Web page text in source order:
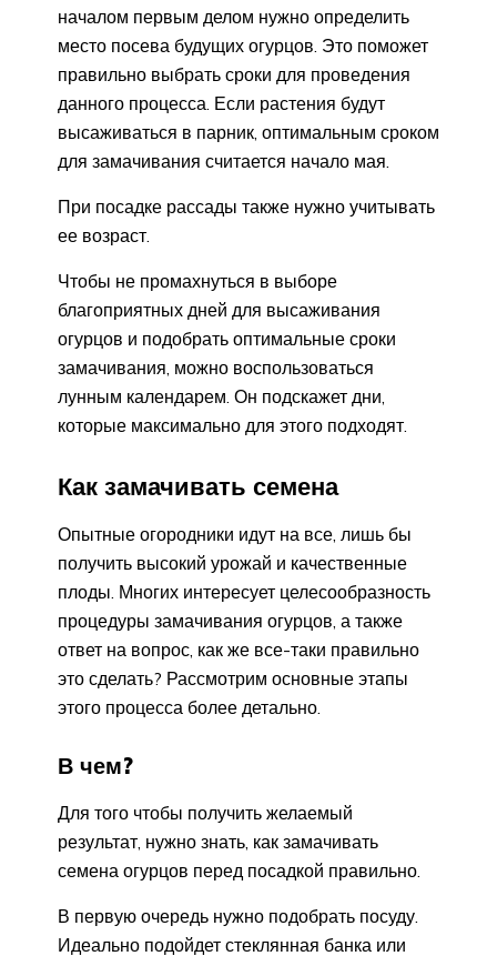
началом первым делом нужно определить
место посева будущих огурцов. Это поможет
правильно выбрать сроки для проведения
данного процесса. Если растения будут
высаживаться в парник, оптимальным сроком
для замачивания считается начало мая.
При посадке рассады также нужно учитывать
ее возраст.
Чтобы не промахнуться в выборе
благоприятных дней для высаживания
огурцов и подобрать оптимальные сроки
замачивания, можно воспользоваться
лунным календарем. Он подскажет дни,
которые максимально для этого подходят.
Как замачивать семена
Опытные огородники идут на все, лишь бы
получить высокий урожай и качественные
плоды. Многих интересует целесообразность
процедуры замачивания огурцов, а также
ответ на вопрос, как же все-таки правильно
это сделать? Рассмотрим основные этапы
этого процесса более детально.
В чем?
Для того чтобы получить желаемый
результат, нужно знать, как замачивать
семена огурцов перед посадкой правильно.
В первую очередь нужно подобрать посуду.
Идеально подойдет стеклянная банка или